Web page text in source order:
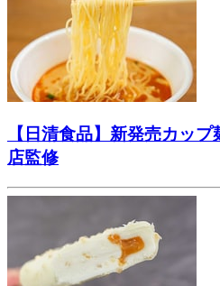
【日清食品】新発売カッ
店監修